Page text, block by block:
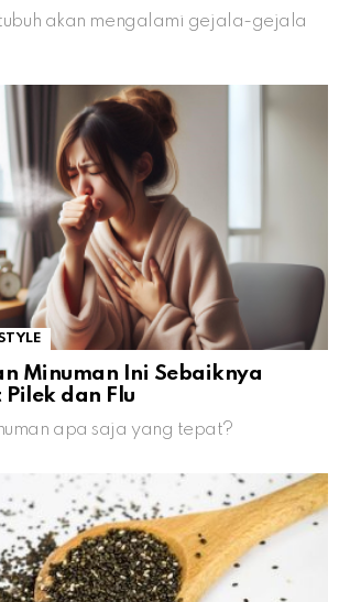
akan mengalami gejala-gejala
Minuman Ini Sebaiknya
dan Flu
apa saja yang tepat?